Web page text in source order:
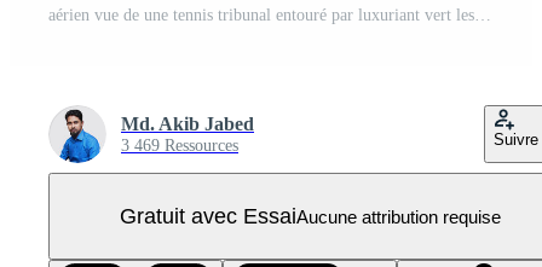
aérien vue de une tennis tribunal entouré par luxuriant vert les haies une tranquille Extérieur des sports scène PNG Pro
Md. Akib Jabed
3 469 Ressources Suivre
Gratuit avec EssaiAucune attribution requise